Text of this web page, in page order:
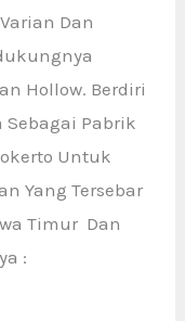
Dan
Hollow. Berdiri
Sebagai Pabrik
Untuk
Yang Tersebar
Timur Dan
: